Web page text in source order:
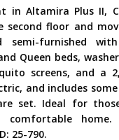
in Altamira Plus II,
second floor and
semi-furnished
Queen beds,
screens, and a
and includes
set. Ideal for
comfortable
25-790.